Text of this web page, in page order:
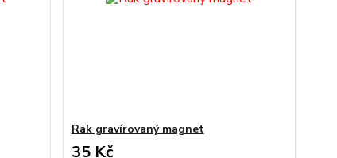
Rak gravírovaný magnet
35 Kč